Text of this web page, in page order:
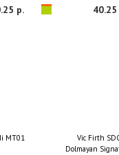
р. 40.25
MT01
Vic Firth
Dolmayan